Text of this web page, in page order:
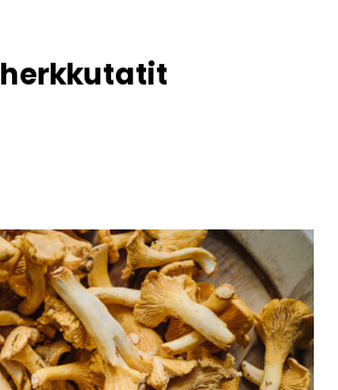
herkkutatit